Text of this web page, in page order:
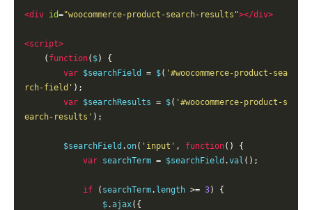
<div id="woocommerce-product -search- results "></div>
<script>
( function( $)
{
var $searchField = $( '#woocommerce-product-sea
rch-field' );
var $searchResults = $( '#woocommerce-product-s
earch-results' );
$searchField .on( 'input' , function()
{
var searchTerm = $searchField .val ();
if ( searchTerm. length >= 3)
{
                $
.ajax({